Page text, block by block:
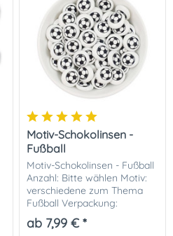
Motiv-Schokolinsen -
Fußball
Motiv-Schokolinsen - Fußball
Anzahl: Bitte wählen Motiv:
verschiedene zum Thema
Fußball Verpackung:
Standbeutel Gewicht: ca.
160g / 100 Stück
ab 7,99 € *